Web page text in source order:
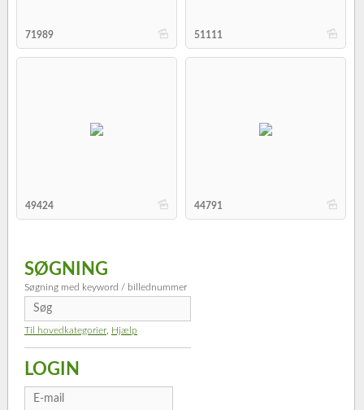
b
71989 b
51111
b
49424 b
44791
SØGNING
Søgning med keyword / billednummer
Til hovedkategorier Hjælp
LOGIN